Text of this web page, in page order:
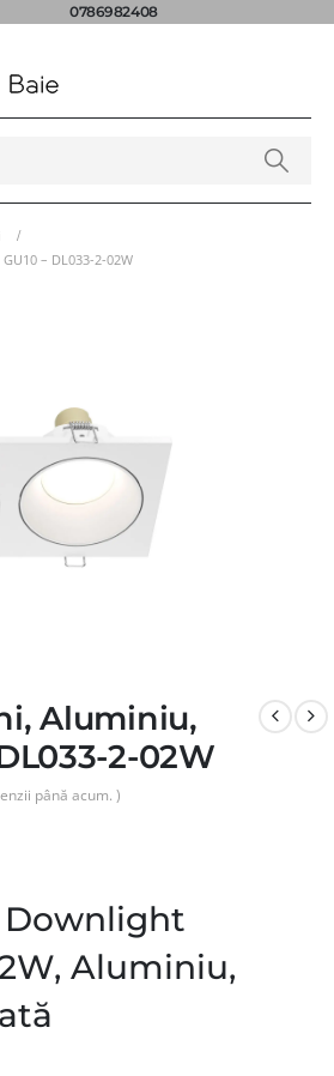
0786982408
– DL033-2-02W
Aluminiu,
2-02W
până acum. )
Downlight
Aluminiu,